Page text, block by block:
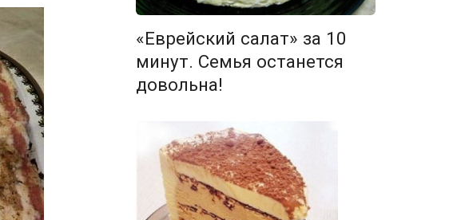
«Еврейский салат» за 10
минут. Семья останется
довольна!